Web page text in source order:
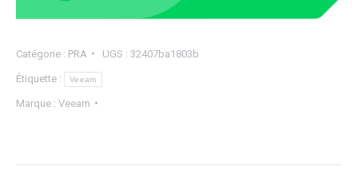
Catégorie : PRA UGS : 32407ba1803b
Étiquette : Veeam
Marque : Veeam